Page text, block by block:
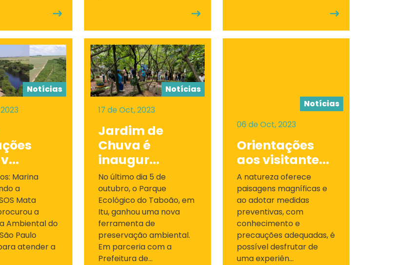
Notícias
Marina
a
Mata
a
Ambiental do
Paulo
atender a
Notícias
17 de Oct, 2023
Jardim de
Chuva é
inaugur...
No último dia 5 de
outubro, o Parque
Ecológico do Taboão, em
Itu, ganhou uma nova
ferramenta de
preservação ambiental.
Em parceria com a
Prefeitura de...
Notícias
06 de Oct, 2023
Orientações
aos visitante...
A natureza oferece
paisagens magníficas e
ao adotar medidas
preventivas, com
conhecimento e
precauções adequadas, é
possível desfrutar de
uma experiên...